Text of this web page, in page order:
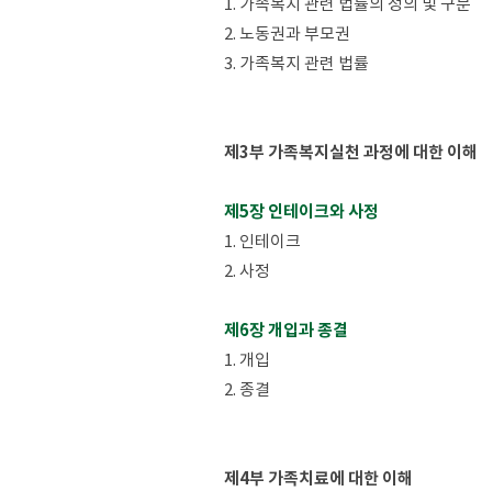
2. 노동권과 부모권
3. 가족복지 관련 법률
제3부 가족복지실천 과정에 대한 이해
제5장 인테이크와 사정
1. 인테이크
2. 사정
제6장 개입과 종결
1. 개입
2. 종결
제4부 가족치료에 대한 이해